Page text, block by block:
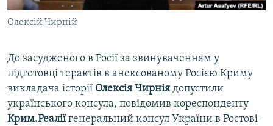
УКРАЇНСЬКА ПРОБЛЕМА КРИМУ
ІНФОГРАФІКА
ДОЛУЧАЙСЯ!
Усі сайти RFE/RL
Олексій Чирній
До засудженого в Росії за звинуваченням у
підготовці терактів в анексованому Росією Криму
викладача історії Олексія Чирнія допустили
українського консула, повідомив кореспонденту
Крим.Реаліїгенеральний консул України в Ростові-